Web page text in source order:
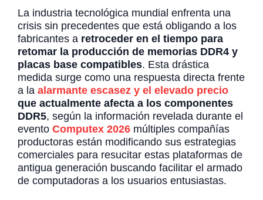
La industria tecnológica mundial enfrenta una
crisis sin precedentes que está obligando a los
fabricantes a retroceder en el tiempo para
retomar la producción de memorias DDR4 y
placas base compatibles. Esta drástica
medida surge como una respuesta directa frente
a la alarmante escasez y el elevado precio
que actualmente afecta a los componentes
DDR5, según la información revelada durante el
evento Computex 2026 múltiples compañías
productoras están modificando sus estrategias
comerciales para resucitar estas plataformas de
antigua generación buscando facilitar el armado
de computadoras a los usuarios entusiastas.